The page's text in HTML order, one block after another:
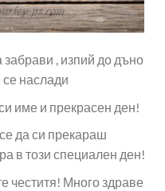
, изпий до дъно
се наслади
име и прекрасен ден!
да си прекараш
в този специален ден!
честитя! Много здраве